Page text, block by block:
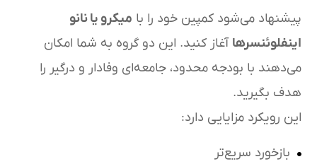
پیشنهاد می‌شود کمپین خود را با میکرو یا نانو
اینفلوئنسرها آغاز کنید. این دو گروه به شما امکان
می‌دهند با بودجه محدود، جامعه‌ای وفادار و درگیر را
هدف بگیرید.
این رویکرد مزایایی دارد:
بازخورد سریع‌تر